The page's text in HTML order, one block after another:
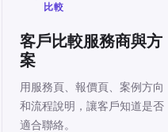
比較
客戶比較服務商與方
案
用服務頁、報價頁、案例方向
和流程說明，讓客戶知道是否
適合聯絡。